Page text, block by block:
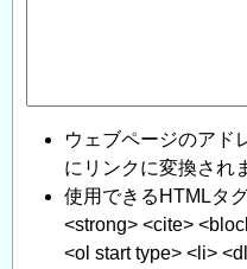
ウェブページのアド
にリンクに変換され
使用できるHTMLタ
<strong> <cite>
<ol start type> <li>